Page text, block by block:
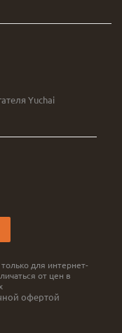
Yuchai
для интернет-
от цен в
офертой